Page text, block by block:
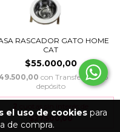
el uso de cookiespara
de compra.
RASCADOR GATO HOME
CAT
$55.000,00
con Transferencia o
depósito
cuotas sin interés de
$27.500,00